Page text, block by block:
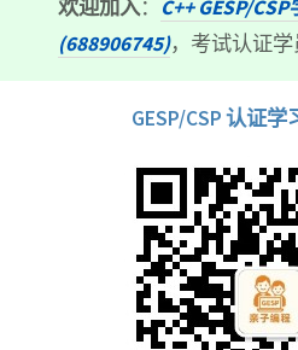
欢迎加入： C++ GESP/
(688906745)，考试认证
GESP/CSP 认证